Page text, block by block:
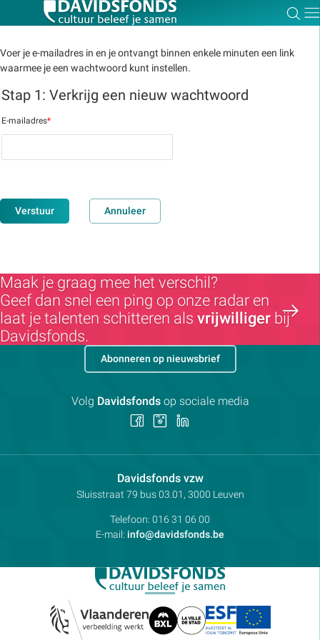
Voer je e-mailadres in en je ontvangt binnen enkele minuten een link
waarmee je een wachtwoord kunt instellen.
Stap 1: Verkrijg een nieuw wachtwoord
E-mailadres*
Verstuur Annuleer
Maak je graag mee het verschil?
Geef dan snel een ping op onze radar en
laat je talenten schitteren als vrijwilliger bij
Davidsfonds.
Davidsfonds vzwContactpersoon:
Adres:
Sluisstraat 79 bus 03.01, 3000 Leuven
Telefoon: 016 31 06 00
E-mail: info@davidsfonds.be
Abonneren op nieuwsbrief
Volg Davidsfondsop sociale media
Volg Volg